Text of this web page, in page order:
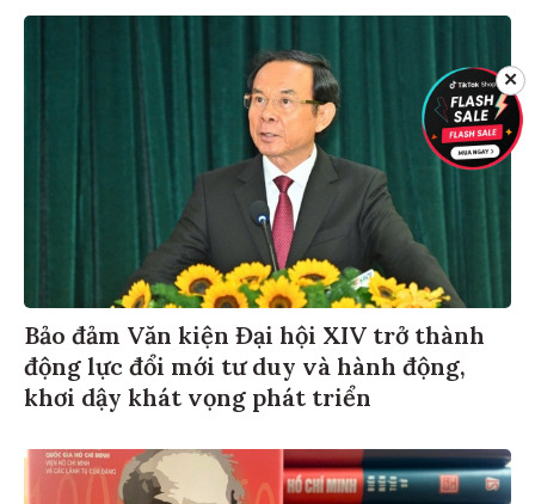
Bảo đảm Văn kiện Đại hội XIV trở thành
động lực đổi mới tư duy và hành động,
khơi dậy khát vọng phát triển
✕